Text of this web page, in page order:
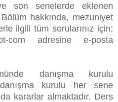
son senelerde eklenen
hakkında, mezuniyet
ilgili tüm sorularınız için;
com adresine e-posta
danışma kurulu
kurulu her sene
kararlar almaktadır. Ders